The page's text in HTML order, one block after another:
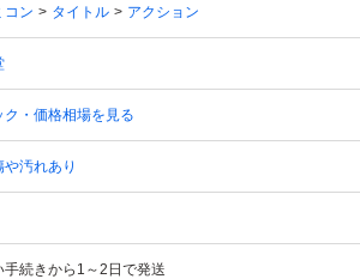
コン
タイトル アクション
ク・価格相場を見る
や汚れあり
手続きから1～2日で発送